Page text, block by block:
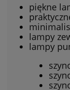
piękne
lampy
lampy